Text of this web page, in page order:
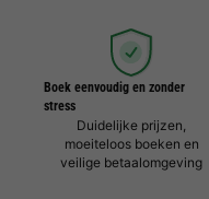
Boek eenvoudig en zonder
stress
Duidelijke prijzen,
moeiteloos boeken en
veilige betaalomgeving